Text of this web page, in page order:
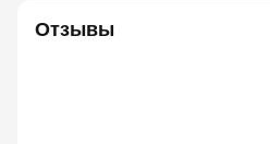
Отзывы